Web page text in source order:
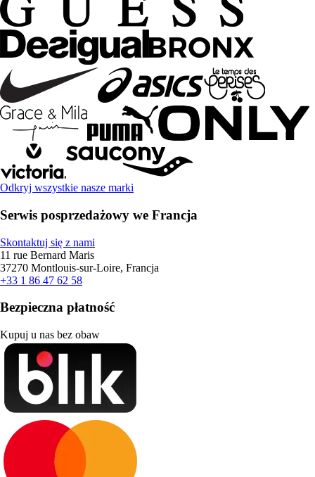
Odkryj wszystkie nasze marki
Serwis posprzedażowy we Francja
Skontaktuj się z nami
11 rue Bernard Maris
37270 Montlouis-sur-Loire, Francja
+33 1 86 47 62 58
Bezpieczna płatność
Kupuj u nas bez obaw